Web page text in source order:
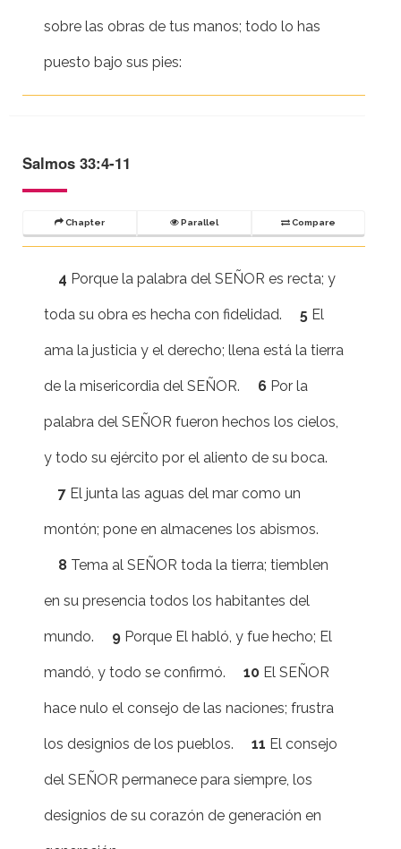
sobre las obras de tus manos; todo lo has
puesto bajo sus pies:
Salmos 33:4-11
Chapter Parallel Compare
4 Porque la palabra del SEÑOR es recta; y
toda su obra es hecha con fidelidad. 5 El
ama la justicia y el derecho; llena está la tierra
de la misericordia del SEÑOR. 6 Por la
palabra del SEÑOR fueron hechos los cielos,
y todo su ejército por el aliento de su boca.
7 El junta las aguas del mar como un
montón; pone en almacenes los abismos.
8 Tema al SEÑOR toda la tierra; tiemblen
en su presencia todos los habitantes del
mundo. 9 Porque El habló, y fue hecho; El
mandó, y todo se confirmó. 10 El SEÑOR
hace nulo el consejo de las naciones; frustra
los designios de los pueblos. 11 El consejo
del SEÑOR permanece para siempre, los
designios de su corazón de generación en